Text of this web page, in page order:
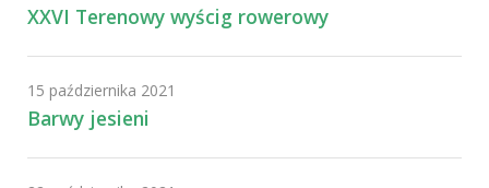
XXVI Terenowy wyścig rowerowy
15 października 2021
Barwy jesieni